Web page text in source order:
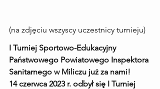
(na zdjęciu wszyscy uczestnicy turnieju)
I Turniej Sportowo-Edukacyjny
Państwowego Powiatowego Inspektora
Sanitarnego w Miliczu już za nami!
14 czerwca 2023 r. odbył się I Turniej